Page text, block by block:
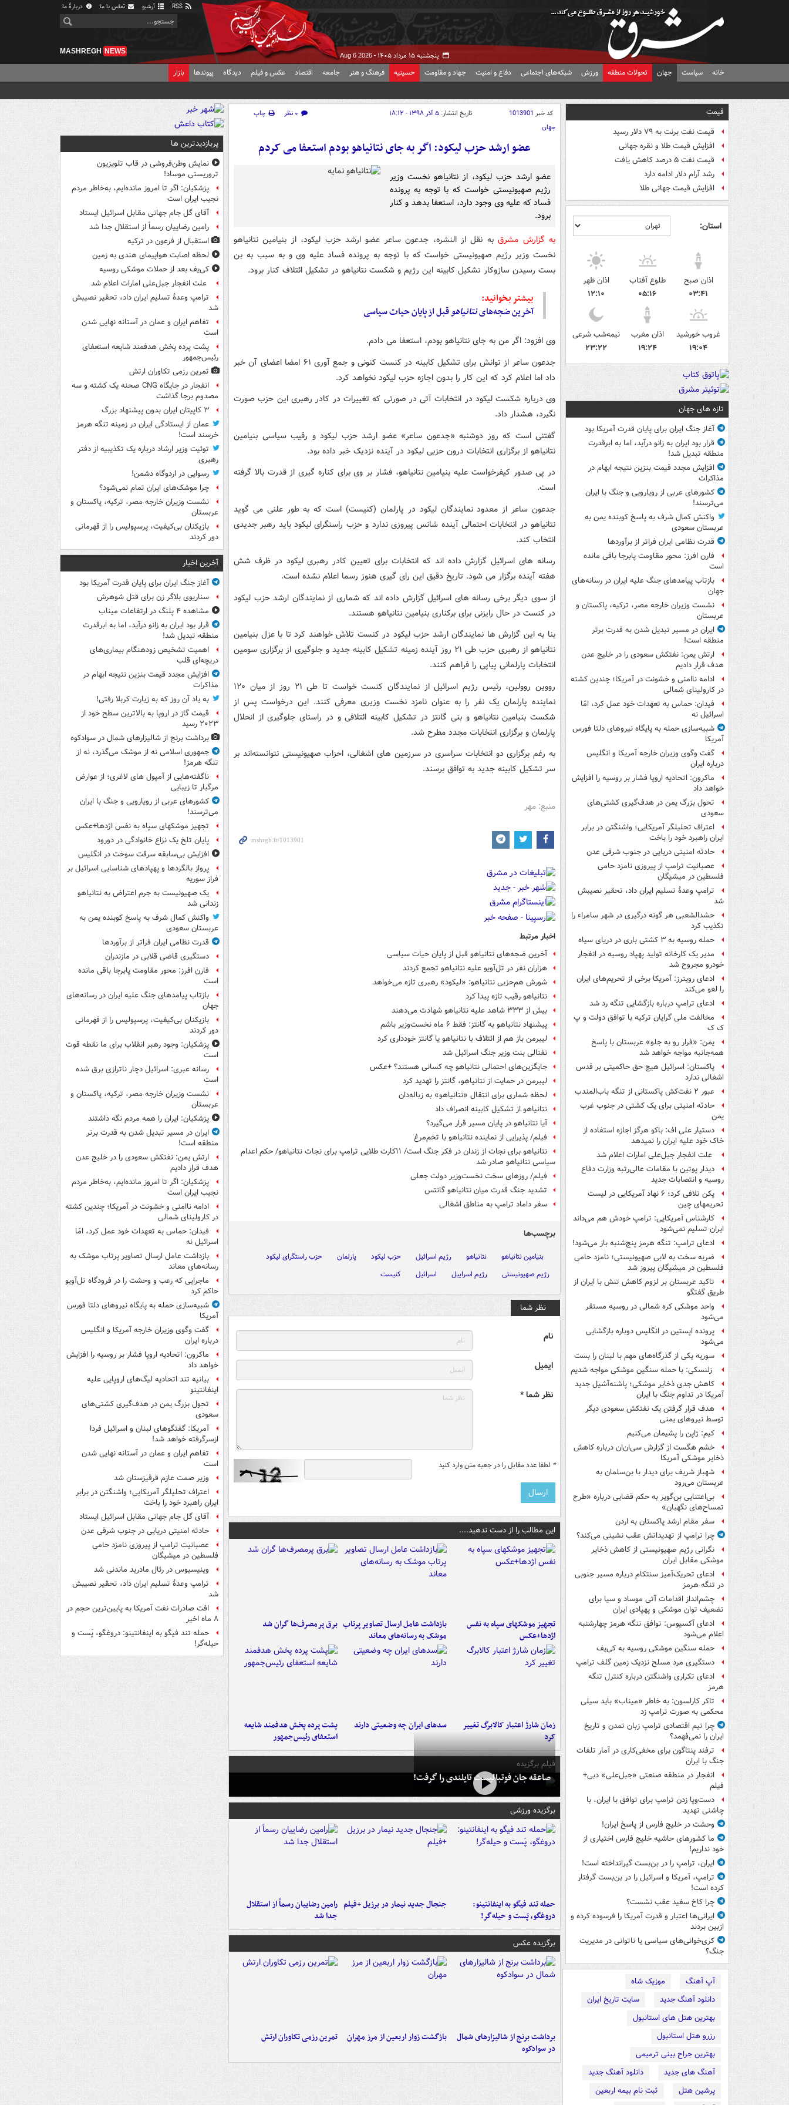
آرشیو تماس با ما دربارهٔ ما
پنجشنبه ۱۵ مرداد ۱۴۰۵ - Aug 6 2026
MASHREGH NEWS
خانه سیاست جهان تحولات منطقه ورزش شبکه‌های اجتماعی دفاع و امنیت جهاد و مقاومت حسینیه فرهنگ و هنر جامعه اقتصاد عکس و فیلم دیدگاه پیوندها بازار
قیمت
قیمت نفت برنت به ۷۹ دلار رسید
افزایش قیمت طلا و نقره جهانی
قیمت نفت ۵ درصد کاهش یافت
رشد آرام دلار ادامه دارد
افزایش قیمت جهانی طلا
استان:
اذان صبح
۰۳:۴۱
طلوع آفتاب
۰۵:۱۶
اذان ظهر
۱۲:۱۰
غروب خورشید
۱۹:۰۴
اذان مغرب
۱۹:۲۴
نیمه‌شب شرعی
۲۳:۲۲
تازه های جهان
آغاز جنگ ایران برای پایان قدرت آمریکا بود
قرار بود ایران به زانو درآید، اما به ابرقدرت
منطقه تبدیل شد!
افزایش مجدد قیمت بنزین نتیجه ابهام در
مذاکرات
کشورهای عربی از رویارویی و جنگ با ایران
می‌ترسند!
واکنش کمال شرف به پاسخ کوبنده یمن به
عربستان سعودی
قدرت نظامی ایران فراتر از برآوردها
فارن افرز: محور مقاومت پابرجا باقی مانده
است
بازتاب پیامدهای جنگ علیه ایران در رسانه‌های
جهان
نشست وزیران خارجه مصر، ترکیه، پاکستان و
عربستان
ایران در مسیر تبدیل شدن به قدرت برتر
منطقه است!
ارتش یمن: نفتکش سعودی را در خلیج عدن
هدف قرار دادیم
ادامه ناامنی و خشونت در آمریکا؛ چندین کشته
در کارولینای شمالی
فیدان: حماس به تعهدات خود عمل کرد، امّا
اسرائیل نه
شبیه‌سازی حمله به پایگاه نیروهای دلتا فورس
آمریکا
گفت وگوی وزیران خارجه آمریکا و انگلیس
درباره ایران
ماکرون: اتحادیه اروپا فشار بر روسیه را افزایش
خواهد داد
تحول بزرگ یمن در هدف‌گیری کشتی‌های
سعودی
اعتراف تحلیلگر آمریکایی؛ واشنگتن در برابر
ایران راهبرد خود را باخت
حادثه امنیتی دریایی در جنوب شرقی عدن
عصبانیت ترامپ از پیروزی نامزد حامی
فلسطین در میشیگان
ترامپ وعدۀ تسلیم ایران داد، تحقیر نصیبش
شد
حشدالشعبی هر گونه درگیری در شهر سامراء را
تکذیب کرد
حمله روسیه به ۳ کشتی باری در دریای سیاه
مدیر یک کارخانه تولید پهپاد روسیه در انفجار
خودرو مجروح شد
ادعای رویترز: آمریکا برخی از تحریم‌های ایران
را لغو می‌کند
ادعای ترامپ درباره بازگشایی تنگه رد شد
مخالفت ملی گرایان ترکیه با توافق دولت و پ
ک ک
یمن: «فرار رو به جلو» عربستان با پاسخ
همه‌جانبه‌ مواجه خواهد شد
پاکستان: اسرائیل هیچ حق حاکمیتی بر قدس
اشغالی ندارد
عبور ۲ نفت‌کش پاکستانی از تنگه باب‌المندب
حادثه امنیتی برای یک کشتی در جنوب غرب
یمن
دستیار علی اف: باکو هرگز اجازه استفاده از
خاک خود علیه ایران را نمیدهد
علت انفجار جبل‌علی امارات اعلام شد
دیدار پوتین با مقامات عالی‌رتبه وزارت دفاع
روسیه و انتصابات جدید
پکن تلافی کرد؛ ۶ نهاد آمریکایی در لیست
تحریمهای چین
کارشناس آمریکایی: ترامپ خودش هم می‌داند
ایران تسلیم نمی‌شود
ادعای ترامپ: تنگه هرمز پنج‌شنبه باز می‌شود!
ضربه سخت به لابی صهیونیستی؛ نامزد حامی
فلسطین در میشیگان پیروز شد
تاکید عربستان بر لزوم کاهش تنش با ایران از
طریق گفتگو
واحد موشکی کره شمالی در روسیه مستقر
می‌شود
پرونده اپستین در انگلیس دوباره بازگشایی
می‌شود
سوریه یکی از گذرگاه‌های مهم با لبنان را بست
زلنسکی: با حمله سنگین موشکی مواجه شدیم
کاهش جدی ذخایر موشکی؛ پاشنه‌آشیل جدید
آمریکا در تداوم جنگ با ایران
هدف قرار گرفتن یک نفتکش سعودی دیگر
توسط نیروهای یمنی
کیم: ژاپن را پشیمان می‌کنیم
خشم هگست از گزارش سی‌ان‌ان درباره کاهش
ذخایر موشکی آمریکا
شهباز شریف برای دیدار با بن‌سلمان به
عربستان می‌رود
بی‌اعتنایی بن‌گویر به حکم قضایی درباره «طرح
تمساح‌های نگهبان»
سفر مقام ارشد پاکستان به اردن
چرا ترامپ از تهدیداتش عقب نشینی می‌کند؟
نگرانی رژیم صهیونیستی از کاهش ذخایر
موشکی مقابل ایران
ادعای تحریک‌آمیز سنتکام درباره مسیر جنوبی
در تنگه هرمز
چشم‌انداز اقدامات آتی موساد و سیا برای
تضعیف توان موشکی و پهپادی ایران
ادعای آکسیوس: توافق تنگه هرمز چهارشنبه
اعلام می‌شود
حمله سنگین موشکی روسیه به کی‌یف
دستگیری مرد مسلح نزدیک زمین گلف ترامپ
ادعای تکراری واشنگتن درباره کنترل تنگه
هرمز
تاکر کارلسون: به خاطر «میناب» باید سیلی
محکمی به صورت ترامپ زد
چرا تیم اقتصادی ترامپ زبان تمدن و تاریخ
ایران را نمی‌فهمد؟
ترفند پنتاگون برای مخفی‌کاری در آمار تلفات
جنگ با ایران
انفجار در منطقه صنعتی «جبل‌علی» دبی+
فیلم
دست‌وپا زدن ترامپ برای توافق با ایران، با
چاشنی تهدید
وحشت در خلیج فارس از پاسخ ایران!
ما کشورهای حاشیه خلیج فارس اختیاری از
خود نداریم!
ایران، ترامپ را در بن‌بست گیرانداخته است!
ترامپ، آمریکا و اسرائیل را در بن‌بست گرفتار
کرده است!
چرا کاخ سفید عقب نشست؟
ایرانی‌ها اعتبار و قدرت آمریکا را فرسوده کرده و
ازبین بردند
کری‌خوانی‌های سیاسی یا ناتوانی در مدیریت
جنگ؟
آپ آهنگ
موزیک شاه
دانلود آهنگ جدید
سایت تاریخ ایران
بهترین هتل های استانبول
رزرو هتل استانبول
بهترین جراح بینی ترمیمی
آهنگ های جدید
دانلود آهنگ جدید
پرشین هتل
ثبت نام بیمه اربعین
کد خبر 1013901 تاریخ انتشار: ۵ آذر ۱۳۹۸ - ۱۸:۱۲ ۰ نظر
چاپ
جهان
عضو ارشد حزب لیکود: اگر به جای نتانیاهو بودم استعفا می کردم
عضو ارشد حزب لیکود، از نتانیاهو نخست وزیر
رژیم صهیونیستی خواست که با توجه به پرونده
فساد که علیه وی وجود دارد، استعفا بدهد و کنار
برود.
به گزارش مشرقبه نقل از النشره، جدعون ساعر عضو ارشد حزب لیکود، از بنیامین نتانیاهو
نخست وزیر رژیم صهیونیستی خواست که با توجه به پرونده فساد علیه وی و به سبب به بن
بست رسیدن سازوکار تشکیل کابینه این رژیم و شکست نتانیاهو در تشکیل ائتلاف کنار برود.
بیشتر بخوانید:
آخرین ضجه‌هاینتانیاهوقبل از پایان حیات سیاسی
وی افزود: اگر من به جای نتانیاهو بودم، استعفا می دادم.
جدعون ساعر از توانش برای تشکیل کابینه در کنست کنونی و جمع آوری ۶۱ امضا اعضای آن خبر
داد اما اعلام کرد که این کار را بدون اجازه حزب لیکود نخواهد کرد.
وی درباره شکست لیکود در انتخابات آتی در صورتی که تغییرات در کادر رهبری این حزب صورت
نگیرد، هشدار داد.
گفتنی است که روز دوشنبه «جدعون ساعر» عضو ارشد حزب لیکود و رقیب سیاسی بنیامین
نتانیاهو از برگزاری انتخابات درون حزبی لیکود در آینده نزدیک خبر داده بود.
در پی صدور کیفرخواست علیه بنیامین نتانیاهو، فشار بر وی برای کناره گیری از قدرت بالا گرفته
است.
جدعون ساعر از معدود نمایندگان لیکود در پارلمان (کنیست) است که به طور علنی می گوید
نتانیاهو در انتخابات احتمالی آینده شانس پیروزی ندارد و حزب راستگرای لیکود باید رهبر جدیدی
انتخاب کند.
رسانه های اسرائیل گزارش داده اند که انتخابات برای تعیین کادر رهبری لیکود در ظرف شش
هفته آینده برگزار می شود. تاریخ دقیق این رای گیری هنوز رسما اعلام نشده است.
از سوی دیگر برخی رسانه های اسرائیل گزارش داده اند که شماری از نمایندگان ارشد حزب لیکود
در کنست در حال رایزنی برای برکناری بنیامین نتانیاهو هستند.
بنا به این گزارش ها نمایندگان ارشد حزب لیکود در کنست تلاش خواهند کرد تا با عزل بنیامین
نتانیاهو از رهبری حزب طی ۲۱ روز آینده زمینه تشکیل کابینه جدید و جلوگیری از برگزاری سومین
انتخابات پارلمانی پیاپی را فراهم کنند.
رووین روولین، رئیس رژیم اسرائیل از نمایندگان کنست خواست تا طی ۲۱ روز از میان ۱۲۰
نماینده پارلمان یک نفر را به عنوان نامزد نخست وزیری معرفی کنند. این درخواست پس از
شکست بنیامین نتانیاهو و بنی گانتز در تشکیل کابینه ائتلافی و در راستای جلوگیری از انحلال
پارلمان و برگزاری انتخابات مجدد مطرح شد.
به رغم برگزاری دو انتخابات سراسری در سرزمین های اشغالی، احزاب صهیونیستی نتوانسته‌اند بر
سر تشکیل کابینه جدید به توافق برسند.
منبع: مهر
اخبار مرتبط
آخرین ضجه‌های نتانیاهو قبل از پایان حیات سیاسی
هزاران نفر در تل‌آویو علیه نتانیاهو تجمع کردند
شورش هم‌حزبی نتانیاهو: «لیکود» رهبری تازه می‌خواهد
نتانیاهو رقیب تازه پیدا کرد
بیش از ۳۳۳ شاهد علیه نتانیاهو شهادت می‌دهند
پیشنهاد نتانیاهو به گانتز: فقط ۶ ماه نخست‌وزیر باشم
لیبرمن باز هم از ائتلاف با نتانیاهو یا گانتز خودداری کرد
نفتالی بنت وزیر جنگ اسرائیل شد
جایگزین‌های احتمالی نتانیاهو چه کسانی هستند؟ +عکس
لیبرمن در حمایت از نتانیاهو، گانتز را تهدید کرد
لحظه شماری برای انتقال «نتانیاهو» به زباله‌دان
نتانیاهو از تشکیل کابینه انصراف داد
آیا نتانیاهو در پایان مسیر قرار می‌گیرد؟
فیلم/ پذیرایی از نماینده نتانیاهو با تخم‌مرغ
نتانیاهو برای نجات از زندان در فکر جنگ است/ ۱۱کارت طلایی ترامپ برای نجات نتانیاهو/ حکم اعدام
سیاسی نتانیاهو صادر شد
فیلم/ روزهای سخت نخست‌وزیر دولت جعلی
تشدید جنگ قدرت میان نتانیاهو گانتس
سفر داماد ترامپ به مناطق اشغالی
برچسب‌ها
بنیامین نتانیاهو نتانیاهو رژیم اسرائیل حزب لیکود پارلمان
حزب راستگرای لیکود
رژیم صهیونیستی
رژیم اسراییل اسرائیل کنیست
نظر شما
نام
ایمیل
نظر شما *
* لطفا عدد مقابل را در جعبه متن وارد کنید
این مطالب را از دست ندهید....
تجهیز موشکهای سپاه به نفس
اژدها+عکس
بازداشت عامل ارسال تصاویر پرتاب
موشک به رسانه‌های معاند
برق پرمصرف‌ها گران شد
زمان شارژ اعتبار کالابرگ تغییر
کرد
سدهای ایران چه وضعیتی دارند
پشت پرده پخش هدفمند شایعه
استعفای رئیس‌جمهور
فیلم برگزیده
صاعقه جان فوتبالیست تایلندی را گرفت!
برگزیده ورزشی
حمله تند فیگو به اینفانتینو:
دروغگو، پَست‌ و حیله‌گر!
جنجال جدید نیمار در برزیل +فیلم رامین رضاییان رسماً از استقلال
جدا شد
برگزیده عکس
برداشت برنج از شالیزارهای شمال
در سوادکوه
بازگشت زوار اربعین از مرز مهران تمرین رزمی تکاوران ارتش
پربازدیدترین ها
نمایش وطن‌فروشی در قاب تلویزیون
تروریستی موساد!
پزشکیان: اگر تا امروز مانده‌ایم، به‌خاطر مردم
نجیب ایران است
آقای گل جام جهانی مقابل اسرائیل ایستاد
رامین رضاییان رسماً از استقلال جدا شد
استقبال از فرعون در ترکیه
لحظه اصابت هواپیمای هندی به زمین
کی‌یف بعد از حملات موشکی روسیه
علت انفجار جبل‌علی امارات اعلام شد
ترامپ وعدۀ تسلیم ایران داد، تحقیر نصیبش
شد
تفاهم ایران و عمان در آستانه نهایی شدن
است
پشت پرده پخش هدفمند شایعه استعفای
رئیس‌جمهور
تمرین رزمی تکاوران ارتش
انفجار در جایگاه CNG صحنه یک کشته و سه
مصدوم برجا گذاشت
۳ کاپیتان ایران بدون پیشنهاد بزرگ
عمان از ایستادگی ایران در زمینه تنگه هرمز
خرسند است!
توئیت وزیر ارشاد درباره یک تکذیبیه از دفتر
رهبری
رسوایی در اردوگاه دشمن!
چرا موشک‌های ایران تمام نمی‌شود؟
نشست وزیران خارجه مصر، ترکیه، پاکستان و
عربستان
بازیکنان بی‌کیفیت، پرسپولیس را از قهرمانی
دور کردند
آخرین اخبار
آغاز جنگ ایران برای پایان قدرت آمریکا بود
سناریوی بلاگر زن برای قتل شوهرش
مشاهده ۴ پلنگ در ارتفاعات میناب
قرار بود ایران به زانو درآید، اما به ابرقدرت
منطقه تبدیل شد!
اهمیت تشخیص زودهنگام بیماری‌های
دریچه‌ای قلب
افزایش مجدد قیمت بنزین نتیجه ابهام در
مذاکرات
به یاد آن روز که به زیارت کربلا رفتی!
قیمت گاز در اروپا به بالاترین سطح خود از
۲۰۲۳ رسید
برداشت برنج از شالیزارهای شمال در سوادکوه
جمهوری اسلامی نه از موشک می‌گذرد، نه از
تنگه هرمز!
ناگفته‌هایی از آمپول های لاغری؛ از عوارض
مرگبار تا زیبایی
کشورهای عربی از رویارویی و جنگ با ایران
می‌ترسند!
تجهیز موشکهای سپاه به نفس اژدها+عکس
پایان تلخ یک نزاع خانوادگی در دورود
افزایش بی‌سابقه سرقت سوخت در انگلیس
پرواز بالگردها و پهپادهای شناسایی اسرائیل بر
فراز سوریه
یک صهیونیست به جرم اعتراض به نتانیاهو
زندانی شد
واکنش کمال شرف به پاسخ کوبنده یمن به
عربستان سعودی
قدرت نظامی ایران فراتر از برآوردها
دستگیری قاضی قلابی در مازندران
فارن افرز: محور مقاومت پابرجا باقی مانده
است
بازتاب پیامدهای جنگ علیه ایران در رسانه‌های
جهان
بازیکنان بی‌کیفیت، پرسپولیس را از قهرمانی
دور کردند
پزشکیان: وجود رهبر انقلاب برای ما نقطه قوت
است
رسانه عبری: اسرائیل دچار ناترازی برق شده
است
نشست وزیران خارجه مصر، ترکیه، پاکستان و
عربستان
پزشکیان: ایران را همه مردم نگه داشتند
ایران در مسیر تبدیل شدن به قدرت برتر
منطقه است!
ارتش یمن: نفتکش سعودی را در خلیج عدن
هدف قرار دادیم
پزشکیان: اگر تا امروز مانده‌ایم، به‌خاطر مردم
نجیب ایران است
ادامه ناامنی و خشونت در آمریکا؛ چندین کشته
در کارولینای شمالی
فیدان: حماس به تعهدات خود عمل کرد، امّا
اسرائیل نه
بازداشت عامل ارسال تصاویر پرتاب موشک به
رسانه‌های معاند
ماجرایی که رعب و وحشت را در فرودگاه تل‌آویو
حاکم کرد
شبیه‌سازی حمله به پایگاه نیروهای دلتا فورس
آمریکا
گفت وگوی وزیران خارجه آمریکا و انگلیس
درباره ایران
ماکرون: اتحادیه اروپا فشار بر روسیه را افزایش
خواهد داد
بیانیه تند اتحادیه لیگ‌های اروپایی علیه
اینفانتینو
تحول بزرگ یمن در هدف‌گیری کشتی‌های
سعودی
آمریکا: گفتگوهای لبنان و اسرائیل فردا
ازسرگرفته خواهد شد!
تفاهم ایران و عمان در آستانه نهایی شدن
است
وزیر صمت عازم قرقیزستان شد
اعتراف تحلیلگر آمریکایی؛ واشنگتن در برابر
ایران راهبرد خود را باخت
آقای گل جام جهانی مقابل اسرائیل ایستاد
حادثه امنیتی دریایی در جنوب شرقی عدن
عصبانیت ترامپ از پیروزی نامزد حامی
فلسطین در میشیگان
وینیسیوس در رئال مادرید ماندنی شد
ترامپ وعدۀ تسلیم ایران داد، تحقیر نصیبش
شد
افت صادرات نفت آمریکا به پایین‌ترین حجم در
۸ ماه اخیر
حمله تند فیگو به اینفانتینو: دروغگو، پَست‌ و
حیله‌گر!